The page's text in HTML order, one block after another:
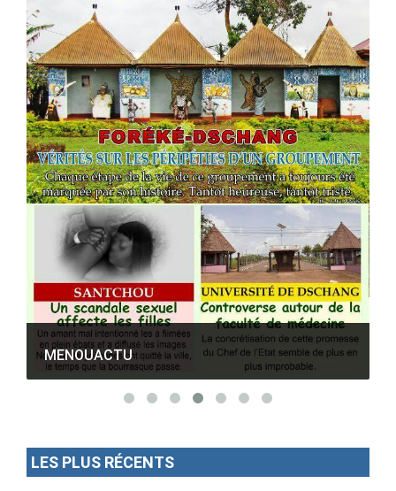
MENOUACTU
LES PLUS RÉCENTS